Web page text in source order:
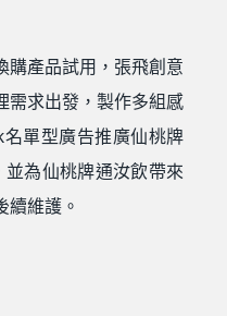
購產品試用，張飛創意
需求出發，製作多組感
單型廣告推廣仙桃牌
為仙桃牌通汝飲帶來
續維護。